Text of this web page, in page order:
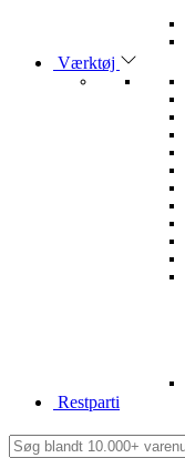
Værktøj
Restparti